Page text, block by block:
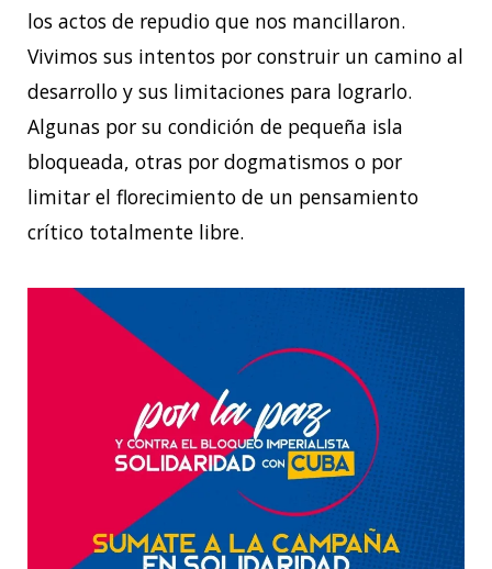
los actos de repudio que nos mancillaron.
Vivimos sus intentos por construir un camino al
desarrollo y sus limitaciones para lograrlo.
Algunas por su condición de pequeña isla
bloqueada, otras por dogmatismos o por
limitar el florecimiento de un pensamiento
crítico totalmente libre.